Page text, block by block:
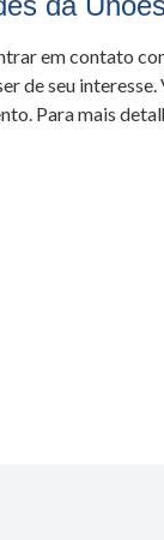
em contato
de seu
Para mais